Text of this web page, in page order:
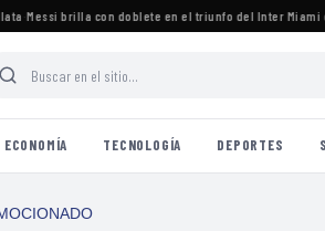
·Messi brilla con doblete en el triunfo del Inter Miami
ECONOMÍA TECNOLOGÍA DEPORTES